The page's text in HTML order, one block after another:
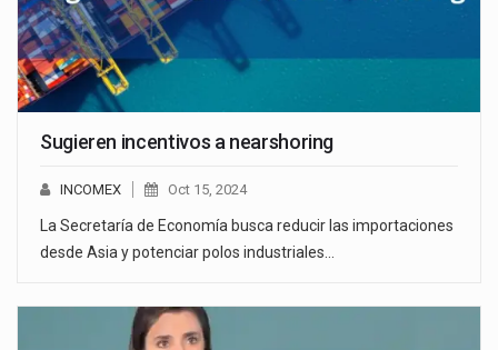
Sugieren incentivos a nearshoring
INCOMEX Oct 15, 2024
La Secretaría de Economía busca reducir las importaciones
desde Asia y potenciar polos industriales…